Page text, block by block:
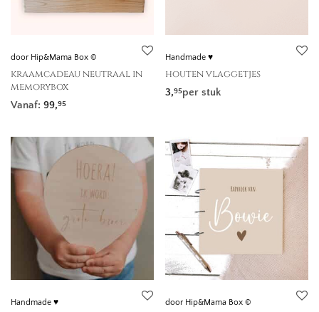
door Hip&Mama Box ©
kraamcadeau neutraal in
memorybox
Vanaf: 99,95
Handmade ♥
houten vlaggetjes
3,95per stuk
Handmade ♥ door Hip&Mama Box ©